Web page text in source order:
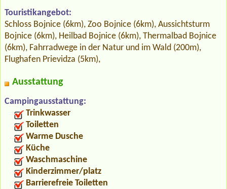
Touristikangebot:
Schloss Bojnice (6km), Zoo Bojnice (6km), Aussichtsturm
Bojnice (6km), Heilbad Bojnice (6km), Thermalbad Bojnice
(6km), Fahrradwege in der Natur und im Wald (200m),
Flughafen Prievidza (5km),
Ausstattung
Campingausstattung:
Trinkwasser
Toiletten
Warme Dusche
Küche
Waschmaschine
Kinderzimmer/platz
Barrierefreie Toiletten